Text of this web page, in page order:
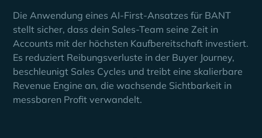
Die Anwendung eines AI-First-Ansatzes für BANT
stellt sicher, dass dein Sales-Team seine Zeit in
Accounts mit der höchsten Kaufbereitschaft investiert.
Es reduziert Reibungsverluste in der Buyer Journey,
beschleunigt Sales Cycles und treibt eine skalierbare
Revenue Engine an, die wachsende Sichtbarkeit in
messbaren Profit verwandelt.